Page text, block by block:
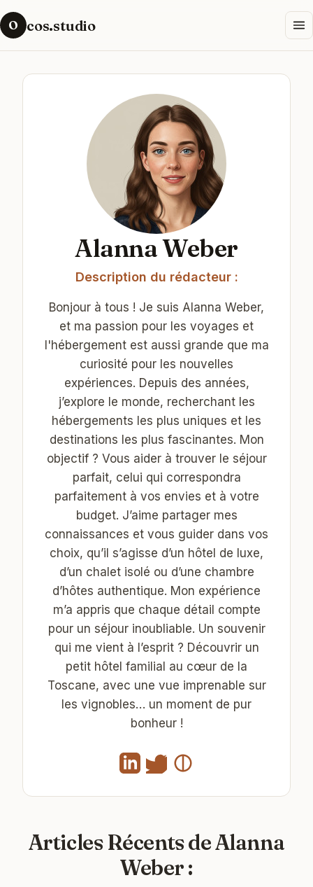
O cos.studio
Alanna Weber
Description du rédacteur :
Bonjour à tous ! Je suis Alanna Weber,
et ma passion pour les voyages et
l'hébergement est aussi grande que ma
curiosité pour les nouvelles
expériences. Depuis des années,
j’explore le monde, recherchant les
hébergements les plus uniques et les
destinations les plus fascinantes. Mon
objectif ? Vous aider à trouver le séjour
parfait, celui qui correspondra
parfaitement à vos envies et à votre
budget. J’aime partager mes
connaissances et vous guider dans vos
choix, qu’il s’agisse d’un hôtel de luxe,
d’un chalet isolé ou d’une chambre
d’hôtes authentique. Mon expérience
m’a appris que chaque détail compte
pour un séjour inoubliable. Un souvenir
qui me vient à l’esprit ? Découvrir un
petit hôtel familial au cœur de la
Toscane, avec une vue imprenable sur
les vignobles… un moment de pur
bonheur !
Articles Récents de Alanna
Weber :